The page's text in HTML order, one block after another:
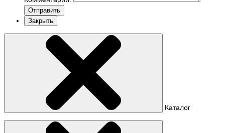
Отправить
Закрыть
Каталог